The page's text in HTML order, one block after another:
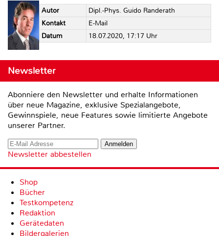
Autor
Dipl.-Phys. Guido Randerath
Kontakt
E-Mail
Datum
18.07.2020, 17:17 Uhr
Newsletter
Abonniere den Newsletter und erhalte Informationen
über neue Magazine, exklusive Spezialangebote,
Gewinnspiele, neue Features sowie limitierte Angebote
unserer Partner.
Newsletter abbestellen
Shop
Bücher
Testkompetenz
Redaktion
Gerätedaten
Bildergalerien